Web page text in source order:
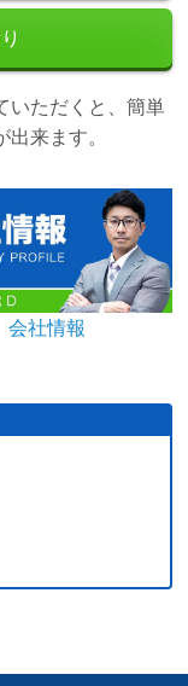
いただくと、簡単
来ます。
会社情報